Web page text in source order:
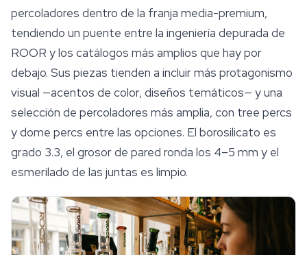
percoladores dentro de la franja media-premium,
tendiendo un puente entre la ingeniería depurada de
ROOR y los catálogos más amplios que hay por
debajo. Sus piezas tienden a incluir más protagonismo
visual —acentos de color, diseños temáticos— y una
selección de percoladores más amplia, con tree percs
y dome percs entre las opciones. El borosilicato es
grado 3.3, el grosor de pared ronda los 4–5 mm y el
esmerilado de las juntas es limpio.